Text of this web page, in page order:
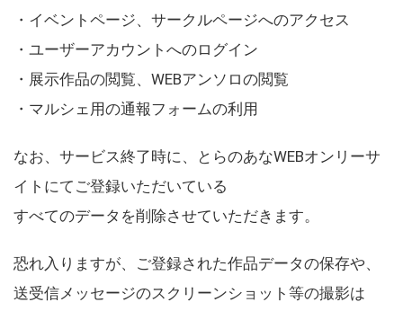
・イベントページ、サークルページへのアクセス
・ユーザーアカウントへのログイン
・展示作品の閲覧、WEBアンソロの閲覧
・マルシェ用の通報フォームの利用
なお、サービス終了時に、とらのあなWEBオンリーサ
イトにてご登録いただいている
すべてのデータを削除させていただきます。
恐れ入りますが、ご登録された作品データの保存や、
送受信メッセージのスクリーンショット等の撮影は